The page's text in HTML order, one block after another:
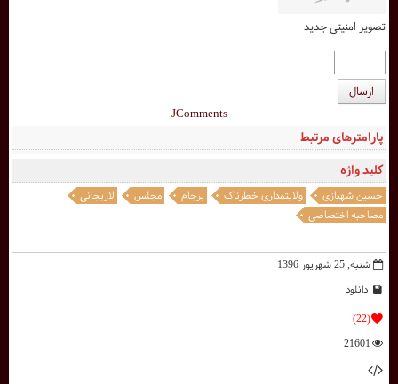
شنبه, 25 شهریور 1396
دانلود
(22)
21601
کلید واژه
حسین شهبازی ولایتمداری خطرناک برجام مجلس
لاریجانی
مصاحبه اختصاصی
پارامترهای مرتبط
تصویر امنیتی جدید
ارسال
JComments